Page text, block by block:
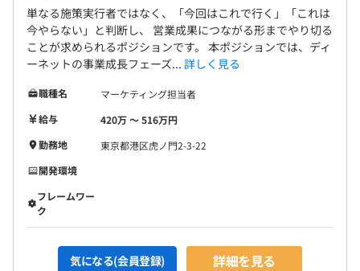
単なる施策実行者ではなく、「今回はこれで行く」「これは
今やらない」と判断し、 営業成果につながる形までやり切る
ことが求められるポジションです。 本ポジションでは、ディ
ーネットの事業成長フェーズ... 詳しく見る
職種名
マーケティング担当者
給与
420万 〜 516万円
勤務地
東京都港区虎ノ門2-3-22
開発環境
フレームワー
ク
気になる(会員登録) 詳細を見る